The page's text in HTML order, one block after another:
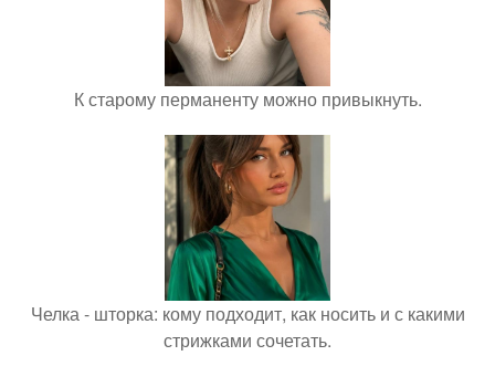
К старому перманенту можно привыкнуть.
Челка - шторка: кому подходит, как носить и с какими
стрижками сочетать.